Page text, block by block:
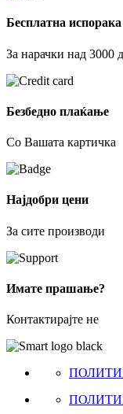
Бесплатна испорака
За нарачки над 3000
Безбедно плаќање
Со Вашата картичка
Најдобри цени
За сите производи
Имате прашање?
Контактирајте не